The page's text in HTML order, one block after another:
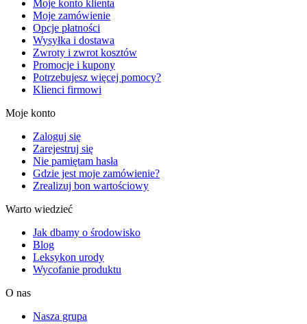
Moje konto klienta
Moje zamówienie
Opcje płatności
Wysyłka i dostawa
Zwroty i zwrot kosztów
Promocje i kupony
Potrzebujesz więcej pomocy?
Klienci firmowi
Moje konto
Zaloguj się
Zarejestruj się
Nie pamiętam hasła
Gdzie jest moje zamówienie?
Zrealizuj bon wartościowy
Warto wiedzieć
Jak dbamy o środowisko
Blog
Leksykon urody
Wycofanie produktu
O nas
Nasza grupa